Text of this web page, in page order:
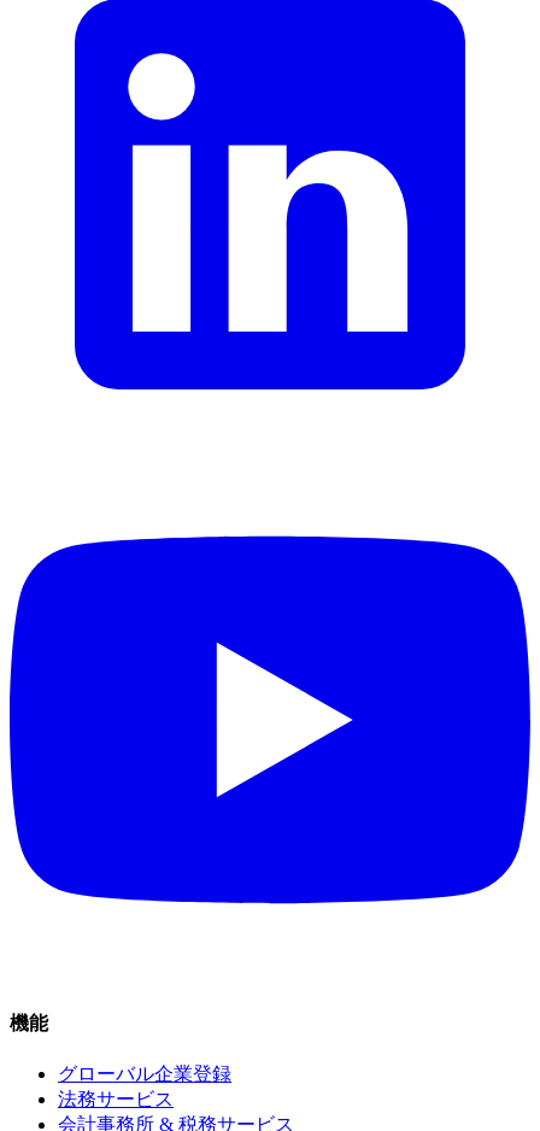
機能
グローバル企業登録
法務サービス
会計事務所 & 税務サービス